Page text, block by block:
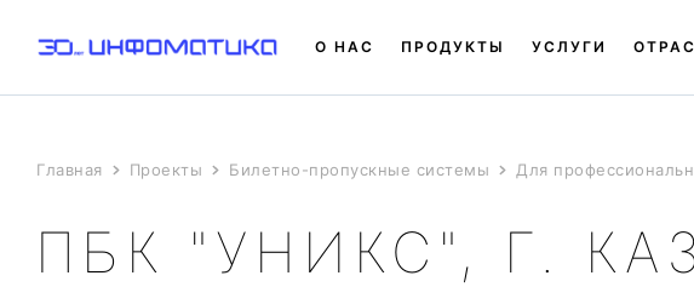
О НАС ПРОДУКТЫ УСЛУГИ
Главная Проекты Билетно-пропускные системы Для
ПБК "УНИКС", Г.